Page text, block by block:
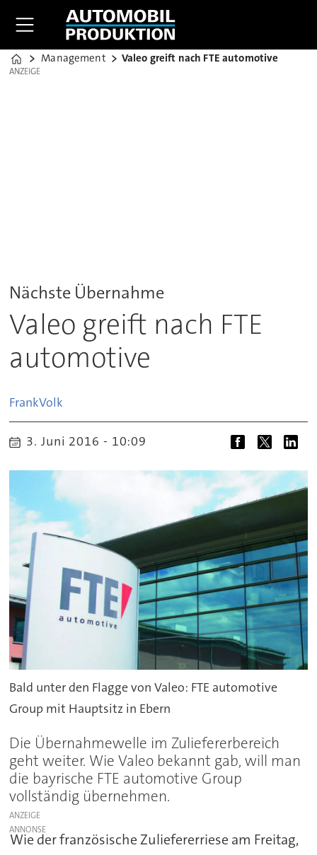
Home
Management Valeo greift nach FTE automotive
ANZEIGE
ANZEIGE
Nächste Übernahme
Valeo greift nach FTE
automotive
FrankVolk
3. Juni 2016 - 10:09
Bald unter den Flagge von Valeo: FTE automotive
Group mit Hauptsitz in Ebern
Die Übernahmewelle im Zuliefererbereich
geht weiter. Wie Valeo bekannt gab, will man
die bayrische FTE automotive Group
vollständig übernehmen.
ANZEIGE
Wie der französische Zuliefererriese am Freitag,